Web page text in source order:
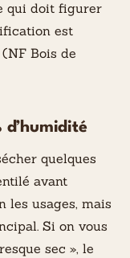
qui doit figurer
est
Bois de
d’humidité
quelques
avant
les usages, mais
Si on vous
sec », le